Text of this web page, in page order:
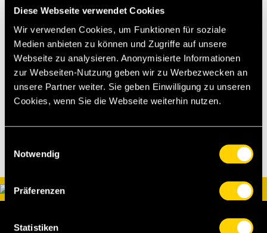
Diese Webseite verwendet Cookies
Wir verwenden Cookies, um Funktionen für soziale
Medien anbieten zu können und Zugriffe auf unsere
Webseite zu analysieren. Anonymisierte Informationen
zur Webseiten-Nutzung geben wir zu Werbezwecken an
unsere Partner weiter. Sie geben Einwilligung zu unseren
Cookies, wenn Sie die Webseite weiterhin nutzen.
Notwendig
Präferenzen
Statistiken
Allstars.
Legende Lars Lunde (links) ist ein treuer YB Old
Star und in Aarwangen mit dabei.
[as]